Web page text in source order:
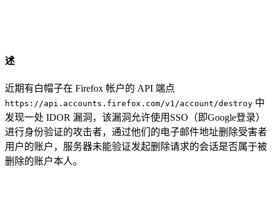
述
近期有白帽子在 Firefox 帐户的 API 端点
https://api.accounts.firefox.com/v1/account/destroy 中
发现一处 IDOR 漏洞，该漏洞允许使用SSO（即Google登录）
进行身份验证的攻击者，通过他们的电子邮件地址删除受害者
用户的账户，服务器未能验证发起删除请求的会话是否属于被
删除的账户本人。